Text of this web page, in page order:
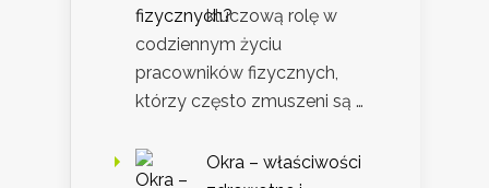
kluczową rolę w
codziennym życiu
pracowników fizycznych,
którzy często zmuszeni są …
Okra – właściwości